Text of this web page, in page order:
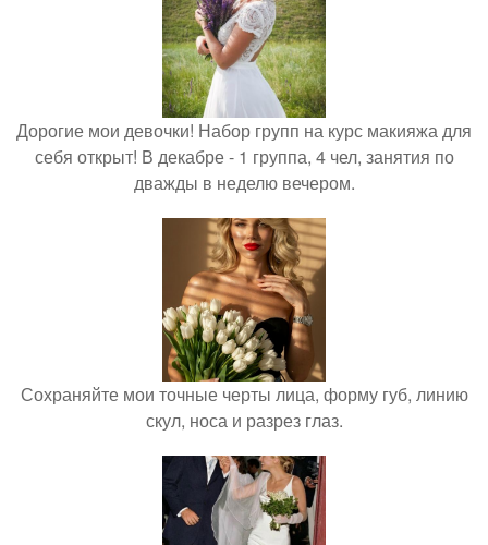
Дорогие мои девочки! Набор групп на курс макияжа для
себя открыт! В декабре - 1 группа, 4 чел, занятия по
дважды в неделю вечером.
Сохраняйте мои точные черты лица, форму губ, линию
скул, носа и разрез глаз.